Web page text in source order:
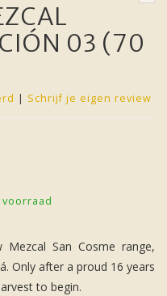
03 (70
| Schrijf je eigen review
voorraad
San Cosme range,
Only after a proud 16 years
to begin.